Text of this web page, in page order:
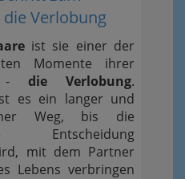
die Verlobung
ist sie einer der
Momente ihrer
- die Verlobung.
es ein langer und
Weg, bis die
Entscheidung
mit dem Partner
Lebens verbringen